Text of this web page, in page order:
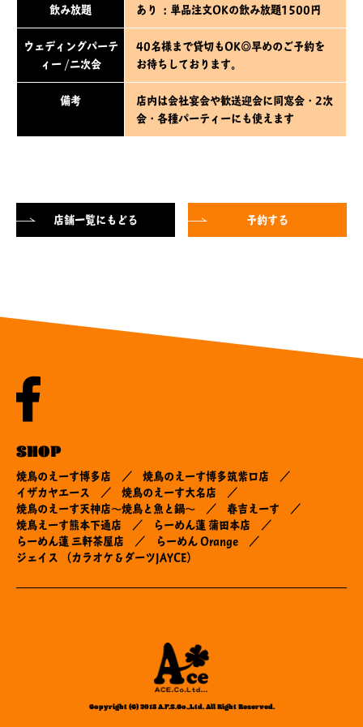
飲み放題 あり ：単品注文OKの飲み放題1500円
ウェディングパーテ
ィー /二次会
40名様まで貸切もOK◎早めのご予約を
お待ちしております。
備考
店内は会社宴会や歓送迎会に同窓会・2次
会・各種パーティーにも使えます
店舗一覧にもどる 予約する
SHOP
焼鳥のえーす博多店
焼鳥のえーす博多筑紫口店
イザカヤエース
焼鳥のえーす大名店
焼鳥のえーす天神店～焼鳥と魚と鍋～
春吉えーす
焼鳥えーす熊本下通店
らーめん蓮 蒲田本店
らーめん蓮 三軒茶屋店
らーめん Orange
ジェイス （カラオケ＆ダーツJAYCE）
Copyright (C) 2018 A.F.S.Co.,Ltd. All Right Reserved.